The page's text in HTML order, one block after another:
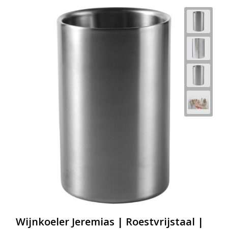
Wijnkoeler Jeremias | Roestvrijstaal |